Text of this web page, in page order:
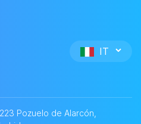
Pozuelo de Alarcón,
IT